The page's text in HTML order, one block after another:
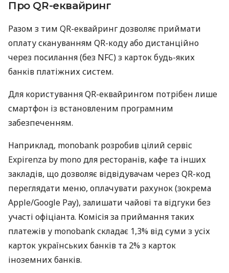
Про QR-еквайринг
Разом з тим QR-еквайринг дозволяє приймати
оплату скануванням QR-коду або дистанційно
через посилання (без NFC) з карток будь-яких
банків платіжних систем.
Для користування QR-еквайрингом потрібен лише
смартфон із встановленим програмним
забезпеченням.
Наприклад, monobank розробив цілий сервіс
Expirenza by mono для ресторанів, кафе та інших
закладів, що дозволяє відвідувачам через QR-код
переглядати меню, оплачувати рахунок (зокрема
Apple/Google Pay), залишати чайові та відгуки без
участі офіціанта. Комісія за приймання таких
платежів у monobank складає 1,3% від суми з усіх
карток українських банків та 2% з карток
іноземних банків.